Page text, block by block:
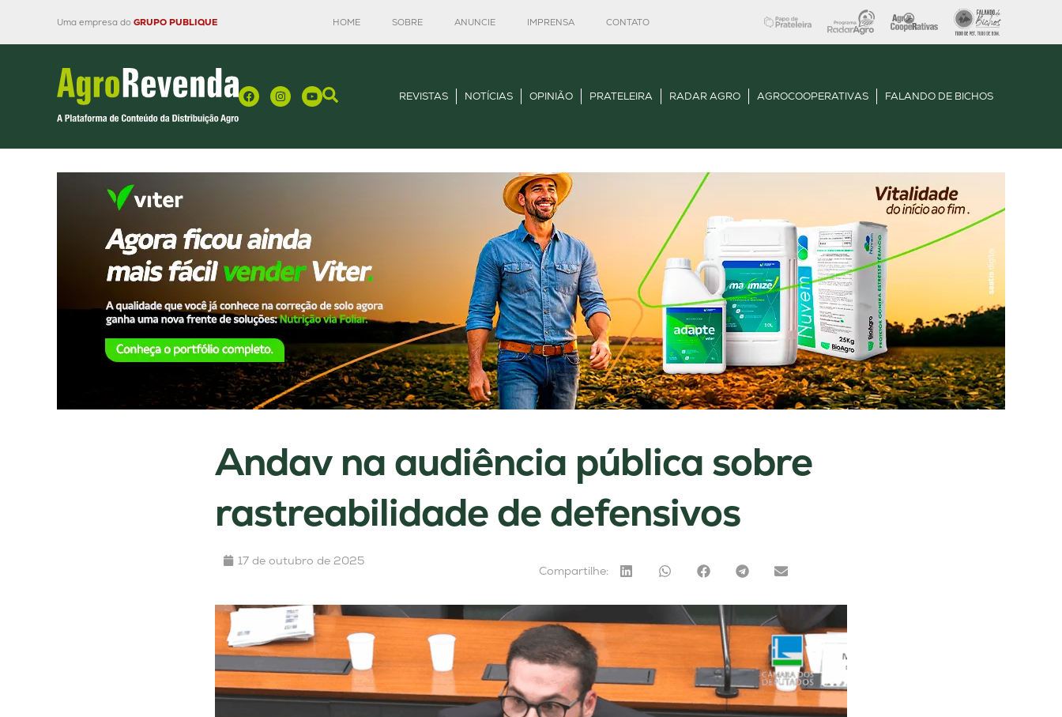
Uma empresa do GRUPO PUBLIQUE HOME SOBRE ANUNCIE IMPRENSA CONTATO
REVISTAS NOTÍCIAS OPINIÃO PRATELEIRA RADAR AGRO AGROCOOPERATIVAS FALANDO DE BICHOS
Andav na audiência pública sobre
rastreabilidade de defensivos
17 de outubro de 2025
Compartilhe: